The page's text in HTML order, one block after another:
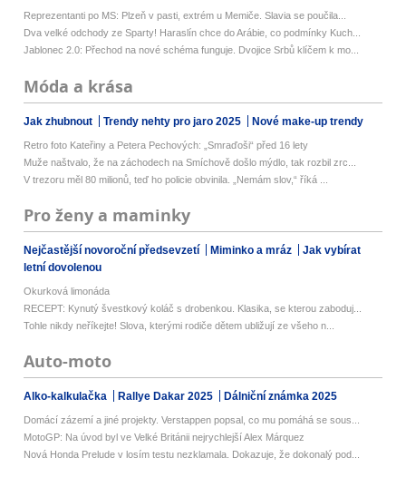
Reprezentanti po MS: Plzeň v pasti, extrém u Memiče. Slavia se poučila...
Dva velké odchody ze Sparty! Haraslín chce do Arábie, co podmínky Kuch...
Jablonec 2.0: Přechod na nové schéma funguje. Dvojice Srbů klíčem k mo...
Móda a krása
Jak zhubnout Trendy nehty pro jaro 2025 Nové make-up trendy
Retro foto Kateřiny a Petera Pechových: „Smraďoši“ před 16 lety
Muže naštvalo, že na záchodech na Smíchově došlo mýdlo, tak rozbil zrc...
V trezoru měl 80 milionů, teď ho policie obvinila. „Nemám slov,“ říká ...
Pro ženy a maminky
Nejčastější novoroční předsevzetí Miminko a mráz
Jak vybírat
letní dovolenou
Okurková limonáda
RECEPT: Kynutý švestkový koláč s drobenkou. Klasika, se kterou zaboduj...
Tohle nikdy neříkejte! Slova, kterými rodiče dětem ubližují ze všeho n...
Auto-moto
Alko-kalkulačka Rallye Dakar 2025 Dálniční známka 2025
Domácí zázemí a jiné projekty. Verstappen popsal, co mu pomáhá se sous...
MotoGP: Na úvod byl ve Velké Británii nejrychlejší Alex Márquez
Nová Honda Prelude v losím testu nezklamala. Dokazuje, že dokonalý pod...